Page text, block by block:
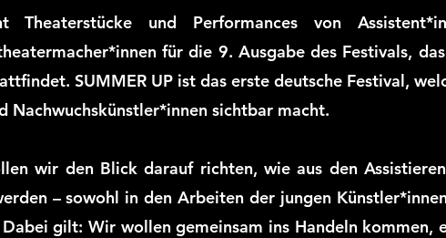
Theaterstücke und Performances von
für die 9. Ausgabe des Festivals,
SUMMER UP ist das erste deutsche Festival,
sichtbar macht.
wir den Blick darauf richten, wie aus den
– sowohl in den Arbeiten der jungen
gilt: Wir wollen gemeinsam ins Handeln kommen,